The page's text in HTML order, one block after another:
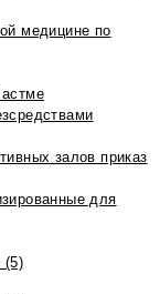
медицине по
залов приказ
для
(5)